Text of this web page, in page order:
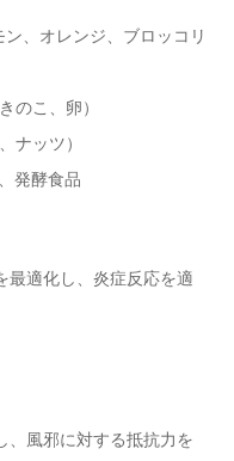
ン、オレンジ、ブロッコリ
のこ、卵）
ナッツ）
発酵食品
最適化し、炎症反応を適
、風邪に対する抵抗力を